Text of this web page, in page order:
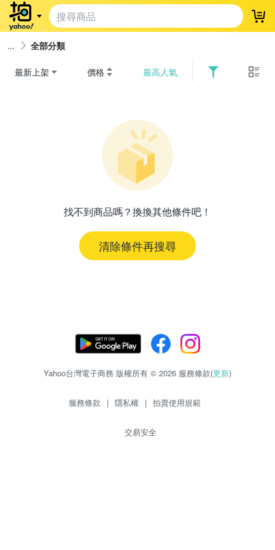
登
全部分類
最新上架 價格 最高人氣
找不到商品嗎？換換其他條件吧！
清除條件再搜尋
Yahoo台灣電子商務 版權所有 © 2026 服務條款(更新)
服務條款 | 隱私權 | 拍賣使用規範
交易安全